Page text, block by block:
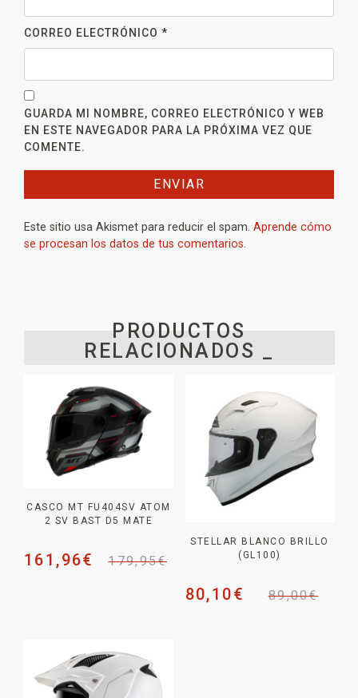
CORREO ELECTRÓNICO *
GUARDA MI NOMBRE, CORREO ELECTRÓNICO Y WEB
EN ESTE NAVEGADOR PARA LA PRÓXIMA VEZ QUE
COMENTE.
Este sitio usa Akismet para reducir el spam. Aprende cómo
se procesan los datos de tus comentarios.
PRODUCTOS
RELACIONADOS _
CASCO MT FU404SV ATOM
2 SV BAST D5 MATE
179,95€
161,96€
STELLAR BLANCO BRILLO
(GL100)
89,00€
80,10€